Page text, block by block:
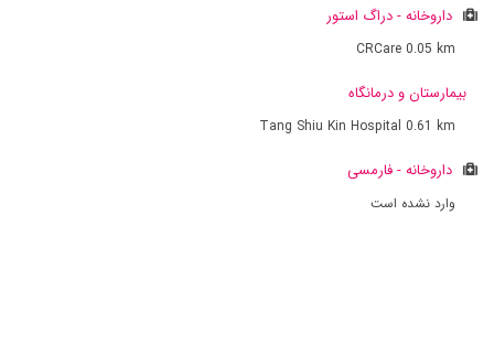
داروخانه - دراگ استور
CRCare 0.05 km
بیمارستان و درمانگاه
Tang Shiu Kin Hospital 0.61 km
داروخانه - فارمسی
وارد نشده است